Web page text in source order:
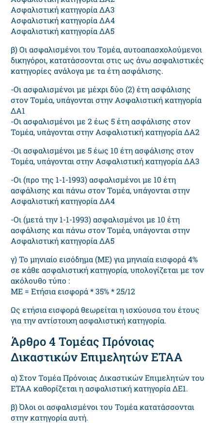
Ασφαλιστική κατηγορία ΔΑ3
Ασφαλιστική κατηγορία ΔΑ4
Ασφαλιστική κατηγορία ΔΑ5
β) Οι ασφαλισμένοι του Τομέα, αυτοαπασχολούμενοι
δικηγόροι, κατατάσσονται στις ως άνω ασφαλιστικές
κατηγορίες ανάλογα με τα έτη ασφάλισης.
-Οι ασφαλισμένοι με μέχρι δύο (2) έτη ασφάλισης
στον Τομέα, υπάγονται στην Ασφαλιστική κατηγορία
ΔΑ1
-Οι ασφαλισμένοι με 2 έως 5 έτη ασφάλισης στον
Τομέα, υπάγονται στην Ασφαλιστική κατηγορία ΔΑ2
-Οι ασφαλισμένοι με 5 έως 10 έτη ασφάλισης στον
Τομέα, υπάγονται στην Ασφαλιστική κατηγορία ΔΑ3
-Οι (προ της 1-1-1993) ασφαλισμένοι με 10 έτη
ασφάλισης και πάνω στον Τομέα, υπάγονται στην
Ασφαλιστική κατηγορία ΔΑ4
-Οι (μετά την 1-1-1993) ασφαλισμένοι με 10 έτη
ασφάλισης και πάνω στον Τομέα, υπάγονται στην
Ασφαλιστική κατηγορία ΔΑ5
γ) Το μηνιαίο εισόδημα (ΜΕ) για μηνιαία εισφορά 4%
σε κάθε ασφαλιστική κατηγορία, υπολογίζεται με τον
ακόλουθο τύπο :
ΜΕ = Ετήσια εισφορά * 35% * 25/12
Ως ετήσια εισφορά θεωρείται η ισχύουσα του έτους
για την αντίστοιχη ασφαλιστική κατηγορία.
Άρθρο 4 Τομέας Πρόνοιας
Δικαστικών Επιμελητών ΕΤΑΑ
α) Στον Τομέα Πρόνοιας Δικαστικών Επιμελητών του
ΕΤΑΑ καθορίζεται η ασφαλιστική κατηγορία ΔΕ1.
β) Όλοι οι ασφαλισμένοι του Τομέα κατατάσσονται
στην κατηγορία αυτή.